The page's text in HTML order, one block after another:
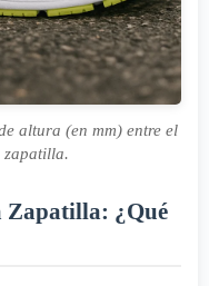
altura (en mm) entre el
Zapatilla: ¿Qué